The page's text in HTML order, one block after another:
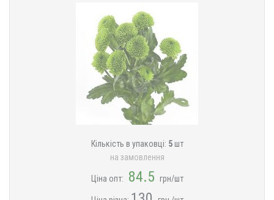
Кількість в упаковці: 5шт
на замовлення
Ціна опт: 84.5 грн/шт